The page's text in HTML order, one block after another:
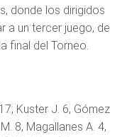
donde los dirigidos
a un tercer juego, de
final del Torneo.
Kuster J. 6, Gómez
8, Magallanes A. 4,